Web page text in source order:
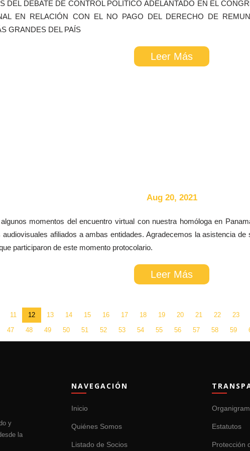
AUTOR Y
DEL DEBATE DE CONTROL POLÍTICO ADELANTADO EN EL
EN RELACIÓN CON EL NO PAGO DEL DERECHO DE
GRANDES DEL PAÍS
Leer Más
Aug 20, 2021
momentos del encuentro virtual con nuestra homóloga en
audiovisuales afiliados a ambas entidades. Agradecemos la asistencia
participaron de este momento protocolario.
Leer Más
11 12 13 14 15 16 17 18 19 20 21 22 23
47 48 49 50 51 52 53 54 55 56 57 58 59
y
la
NAVEGACIÓN
Inicio
Quiénes Somos
Listado de Socios
Estatutos
Protección